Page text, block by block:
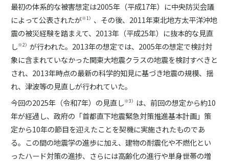
最初の体系的な被害想定は2005年（平成17年）に中央防災会議
によって公表されたが※1） 、その後、2011年東北地方太平洋沖地
震の被災経験を踏まえて、2013年（平成25年）に抜本的な見直
し※2）が行われた。2013年の想定では、2005年の想定で検討対
象に含まれていなかった関東大地震クラスの地震を検討すべきと
され、2013年時点の最新の科学的知見に基づき地震の規模、揺
れ、津波等の見直しが行われていた。
今回の2025年（令和7年）の見直し※3）
は、前回の想定から約10
年が経過し、政府の「首都直下地震緊急対策推進基本計画」策
定から10年の節目を迎えたことを契機に実施されたものであ
る。この間の地震学の進歩に加え、建物の耐震化や不燃化とい
ったハード対策の進捗、さらには高齢化の進行や単身世帯の増